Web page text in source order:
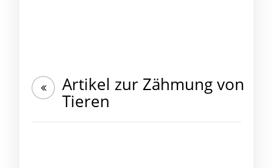
Artikel zur Zähmung von
Tieren